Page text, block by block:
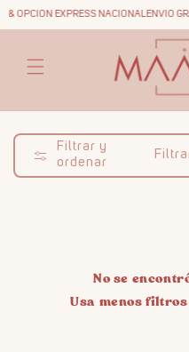
& OPCION EXPRESS NACIONALENVIO
directamente
Filtrar y
ordenar
No se
Usa menos filtros